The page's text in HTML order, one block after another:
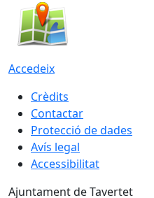
Accedeix
Crèdits
Contactar
Protecció de dades
Avís legal
Accessibilitat
Ajuntament de Tavertet